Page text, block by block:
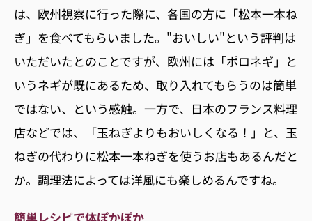
は、欧州視察に行った際に、各国の方に「松本一本ね
ぎ」を食べてもらいました。"おいしい"という評判は
いただいたとのことですが、欧州には「ポロネギ」と
いうネギが既にあるため、取り入れてもらうのは簡単
ではない、という感触。一方で、日本のフランス料理
店などでは、「玉ねぎよりもおいしくなる！」と、玉
ねぎの代わりに松本一本ねぎを使うお店もあるんだと
か。調理法によっては洋風にも楽しめるんですね。
簡単レシピで体ぽかぽか